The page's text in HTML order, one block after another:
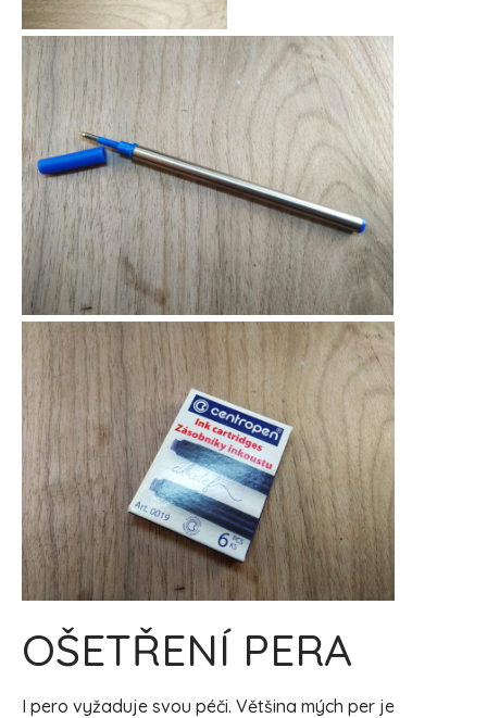
OŠETŘENÍ PERA
I pero vyžaduje svou péči. Většina mých per je